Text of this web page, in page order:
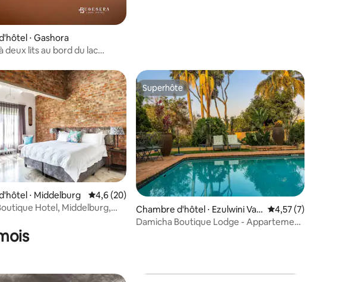
⋅ Gashora
deux lits au bord du lac
⋅ Middelburg Évaluation moyenne sur la base de 20 commentaires : 4,6 sur 5
4,6 (20)
Hotel, Middelburg,
Superhôte
Superhôte
Chambre d'hôtel ⋅ Ezulwini Vall
ey
Évaluation
4,57 (7)
Damicha Boutique Lodge - Appartement